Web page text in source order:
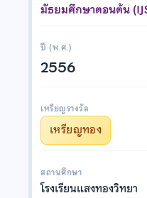
มัธยมศึกษาตอนต้น
ปี (พ.ศ.)
2556
เหรียญรางวัล
เหรียญทอง
สถานศึกษา
โรงเรียนแสงทองวิทยา